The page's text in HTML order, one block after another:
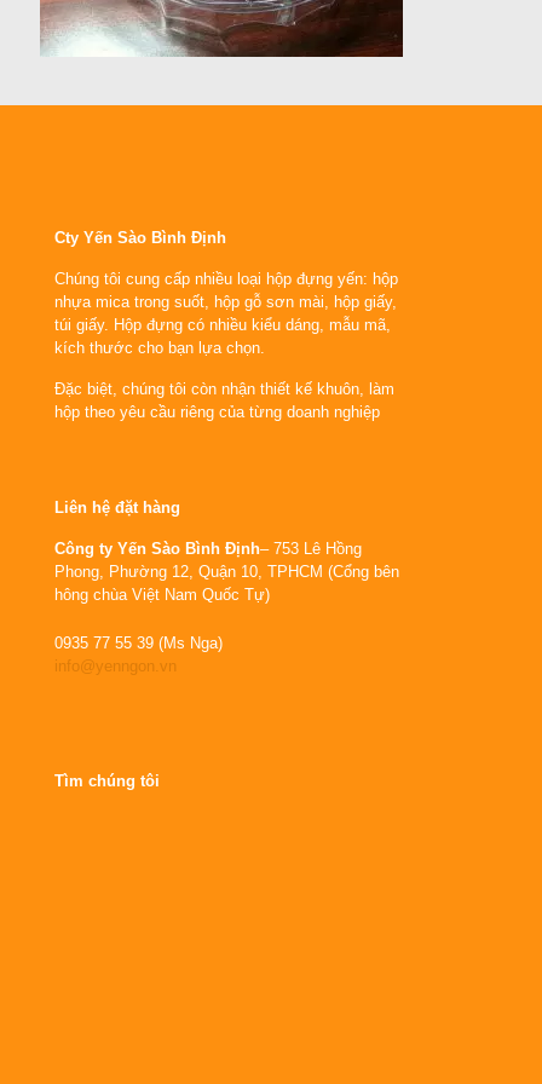
Cty Yến Sào Bình Định
Chúng tôi cung cấp nhiều loại hộp đựng yến: hộp
nhựa mica trong suốt, hộp gỗ sơn mài, hộp giấy,
túi giấy. Hộp đựng có nhiều kiểu dáng, mẫu mã,
kích thước cho bạn lựa chọn.
Đặc biệt, chúng tôi còn nhận thiết kế khuôn, làm
hộp theo yêu cầu riêng của từng doanh nghiệp
Liên hệ đặt hàng
Công ty Yến Sào Bình Định– 753 Lê Hồng
Phong, Phường 12, Quận 10, TPHCM (Cổng bên
hông chùa Việt Nam Quốc Tự)
0935 77 55 39 (Ms Nga)
info@yenngon.vn
Tìm chúng tôi